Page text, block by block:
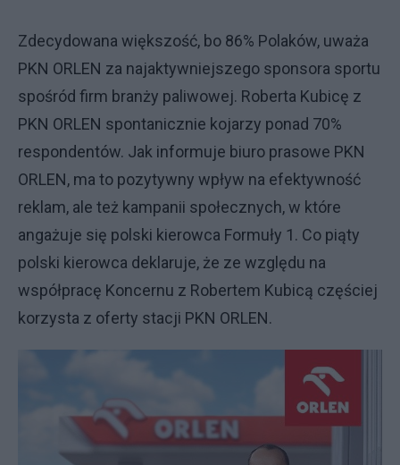
Zdecydowana większość, bo 86% Polaków, uważa
PKN ORLEN za najaktywniejszego sponsora sportu
spośród firm branży paliwowej. Roberta Kubicę z
PKN ORLEN spontanicznie kojarzy ponad 70%
respondentów. Jak informuje biuro prasowe PKN
ORLEN, ma to pozytywny wpływ na efektywność
reklam, ale też kampanii społecznych, w które
angażuje się polski kierowca Formuły 1. Co piąty
polski kierowca deklaruje, że ze względu na
współpracę Koncernu z Robertem Kubicą częściej
korzysta z oferty stacji PKN ORLEN.